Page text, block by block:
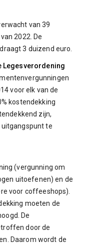
van 39
2022. De
3 duizend euro.
Legesverordening
voor elk van de
kostendekking
zijn,
te
(vergunning om
uitoefenen) en de
voor coffeeshops).
moeten de
De
door de
Daarom wordt de